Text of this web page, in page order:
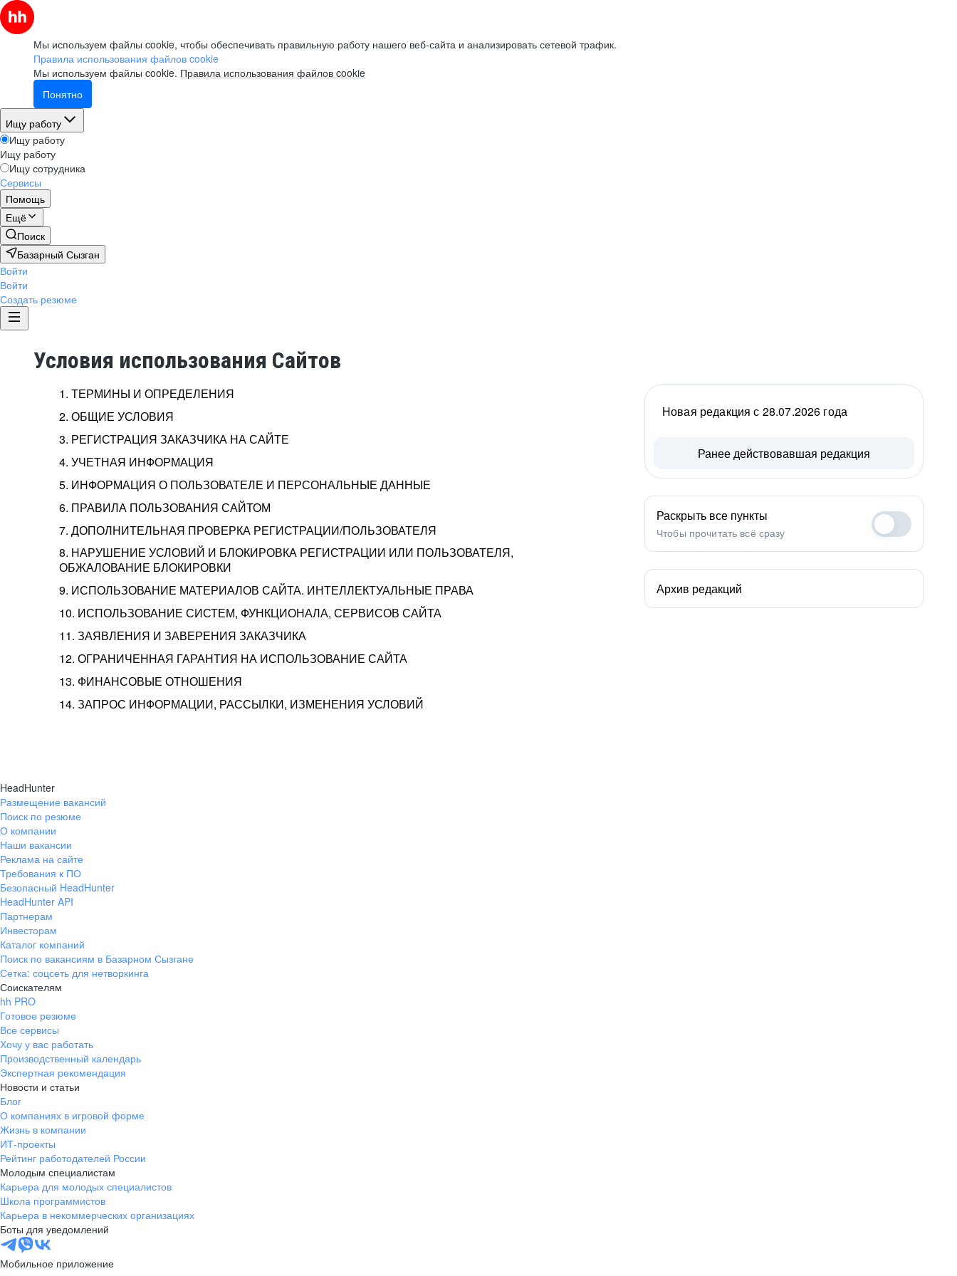
Мы используем файлы cookie, чтобы обеспечивать правильную работу нашего веб-сайта и анализировать сетевой трафик.
Правила использования файлов cookie
Мы используем файлы cookie. Правила использования файлов cookie
Понятно
Ищу работу
Ищу работу
Ищу работу
Ищу сотрудника
Сервисы
Помощь
Ещё
Поиск
Базарный Сызган
Войти
Войти
Создать резюме
Условия использования Сайтов
1. ТЕРМИНЫ И ОПРЕДЕЛЕНИЯ
2. ОБЩИЕ УСЛОВИЯ
3. РЕГИСТРАЦИЯ ЗАКАЗЧИКА НА САЙТЕ
4. УЧЕТНАЯ ИНФОРМАЦИЯ
5. ИНФОРМАЦИЯ О ПОЛЬЗОВАТЕЛЕ И ПЕРСОНАЛЬНЫЕ ДАННЫЕ
6. ПРАВИЛА ПОЛЬЗОВАНИЯ САЙТОМ
7. ДОПОЛНИТЕЛЬНАЯ ПРОВЕРКА РЕГИСТРАЦИИ/ПОЛЬЗОВАТЕЛЯ
8. НАРУШЕНИЕ УСЛОВИЙ И БЛОКИРОВКА РЕГИСТРАЦИИ ИЛИ ПОЛЬЗОВАТЕЛЯ,
ОБЖАЛОВАНИЕ БЛОКИРОВКИ
9. ИСПОЛЬЗОВАНИЕ МАТЕРИАЛОВ САЙТА. ИНТЕЛЛЕКТУАЛЬНЫЕ ПРАВА
10. ИСПОЛЬЗОВАНИЕ СИСТЕМ, ФУНКЦИОНАЛА, СЕРВИСОВ САЙТА
11. ЗАЯВЛЕНИЯ И ЗАВЕРЕНИЯ ЗАКАЗЧИКА
12. ОГРАНИЧЕННАЯ ГАРАНТИЯ НА ИСПОЛЬЗОВАНИЕ САЙТА
13. ФИНАНСОВЫЕ ОТНОШЕНИЯ
14. ЗАПРОС ИНФОРМАЦИИ, РАССЫЛКИ, ИЗМЕНЕНИЯ УСЛОВИЙ
Новая редакция с 28.07.2026 года
Ранее действовавшая редакция
Раскрыть все пункты
Чтобы прочитать всё сразу
Архив редакций
HeadHunter
Размещение вакансий
Поиск по резюме
О компании
Наши вакансии
Реклама на сайте
Требования к ПО
Безопасный HeadHunter
HeadHunter API
Партнерам
Инвесторам
Каталог компаний
Поиск по вакансиям в Базарном Сызгане
Сетка: соцсеть для нетворкинга
Соискателям
hh PRO
Готовое резюме
Все сервисы
Хочу у вас работать
Производственный календарь
Экспертная рекомендация
Новости и статьи
Блог
О компаниях в игровой форме
Жизнь в компании
ИТ-проекты
Рейтинг работодателей России
Молодым специалистам
Карьера для молодых специалистов
Школа программистов
Карьера в некоммерческих организациях
Боты для уведомлений
Мобильное приложение